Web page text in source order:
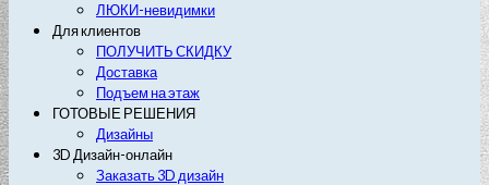
ЛЮКИ-невидимки
Для клиентов
ПОЛУЧИТЬ СКИДКУ
Доставка
Подъем на этаж
ГОТОВЫЕ РЕШЕНИЯ
Дизайны
3D Дизайн-онлайн
Заказать 3D дизайн